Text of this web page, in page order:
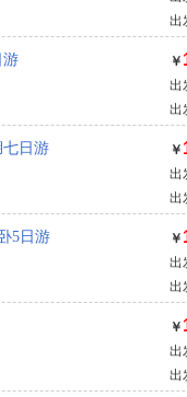
出
游 ￥
出
出
日游 ￥
出
出
5日游 ￥
出
出
￥
出
出